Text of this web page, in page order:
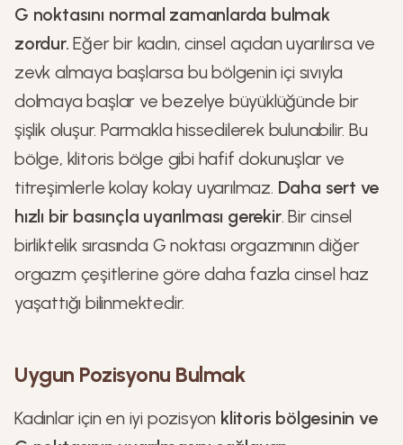
G noktasını normal zamanlarda bulmak
zordur. Eğer bir kadın, cinsel açıdan uyarılırsa ve
zevk almaya başlarsa bu bölgenin içi sıvıyla
dolmaya başlar ve bezelye büyüklüğünde bir
şişlik oluşur. Parmakla hissedilerek bulunabilir. Bu
bölge, klitoris bölge gibi hafif dokunuşlar ve
titreşimlerle kolay kolay uyarılmaz. Daha sert ve
hızlı bir basınçla uyarılması gerekir. Bir cinsel
birliktelik sırasında G noktası orgazmının diğer
orgazm çeşitlerine göre daha fazla cinsel haz
yaşattığı bilinmektedir.
Uygun Pozisyonu Bulmak
Kadınlar için en iyi pozisyon klitoris bölgesinin ve